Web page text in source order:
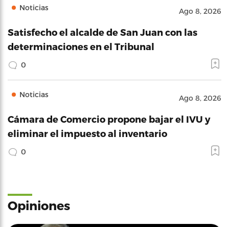
Noticias Ago 8, 2026
Satisfecho el alcalde de San Juan con las
determinaciones en el Tribunal
0
Noticias Ago 8, 2026
Cámara de Comercio propone bajar el IVU y
eliminar el impuesto al inventario
0
Opiniones